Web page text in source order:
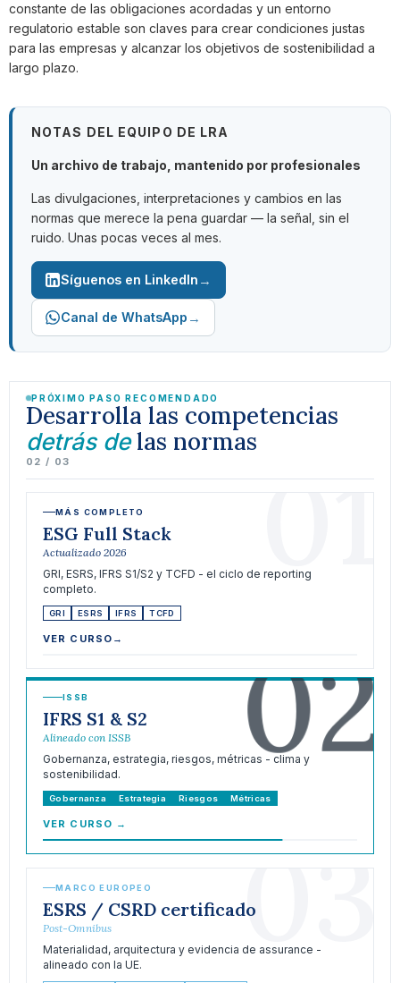
constante de las obligaciones acordadas y un entorno
regulatorio estable son claves para crear condiciones justas
para las empresas y alcanzar los objetivos de sostenibilidad a
largo plazo.
NOTAS DEL EQUIPO DE LRA
Un archivo de trabajo, mantenido por profesionales
Las divulgaciones, interpretaciones y cambios en las
normas que merece la pena guardar — la señal, sin el
ruido. Unas pocas veces al mes.
Síguenos en LinkedIn →
Canal de WhatsApp →
PRÓXIMO PASO RECOMENDADO
Desarrolla las competencias
detrás delas normas
02 / 03 01
MÁS COMPLETO
ESG Full Stack
Actualizado 2026
GRI, ESRS, IFRS S1/S2 y TCFD - el ciclo de reporting
completo.
GRI ESRS IFRS TCFD
VER CURSO → 02
ISSB
IFRS S1 & S2
Alineado con ISSB
Gobernanza, estrategia, riesgos, métricas - clima y
sostenibilidad.
Gobernanza Estrategia Riesgos Métricas
VER CURSO → 03
MARCO EUROPEO
ESRS / CSRD certificado
Post-Omnibus
Materialidad, arquitectura y evidencia de assurance -
alineado con la UE.